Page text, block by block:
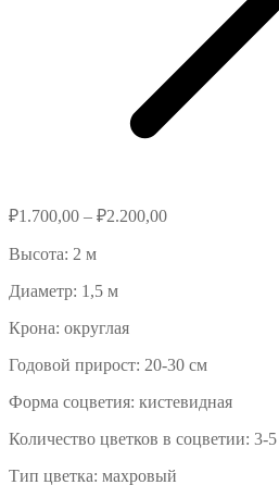
₽1.700,00 – ₽2.200,00
Высота: 2 м
Диаметр: 1,5 м
Крона: округлая
Годовой прирост: 20-30 см
Форма соцветия: кистевидная
Количество цветков в соцветии: 3-5
Тип цветка: махровый